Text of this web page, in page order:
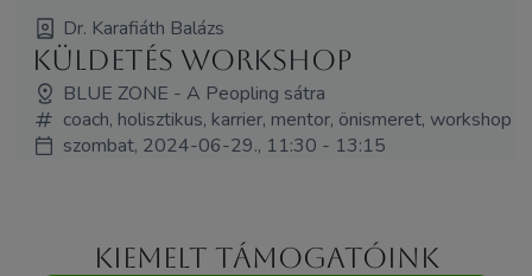
Dr. Karafiáth Balázs
Küldetés Workshop
BLUE ZONE - A Peopling sátra
coach, holisztikus, karrier, mentor, önismeret, workshop
szombat, 2024-06-29., 11:30 - 13:15
Kiemelt támogatóink